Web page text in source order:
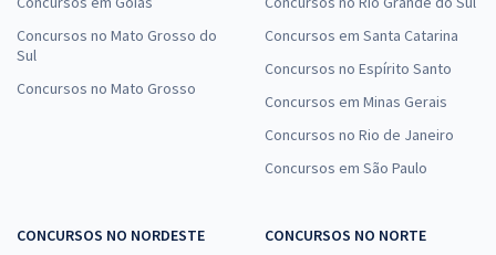
Concursos no Mato Grosso do
Sul
Concursos no Mato Grosso
Concursos em Santa Catarina
Concursos no Espírito Santo
Concursos em Minas Gerais
Concursos no Rio de Janeiro
Concursos em São Paulo
CONCURSOS NO NORDESTE
CONCURSOS NO NORTE